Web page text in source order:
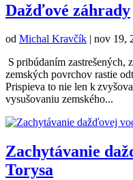
Dažďové záhrady
od Michal Kravčík | nov 19,
S pribúdaním zastrešených,
zemských povrchov rastie
Prispieva to nie len k
vysušovaniu zemského...
Zachytávanie
Torysa